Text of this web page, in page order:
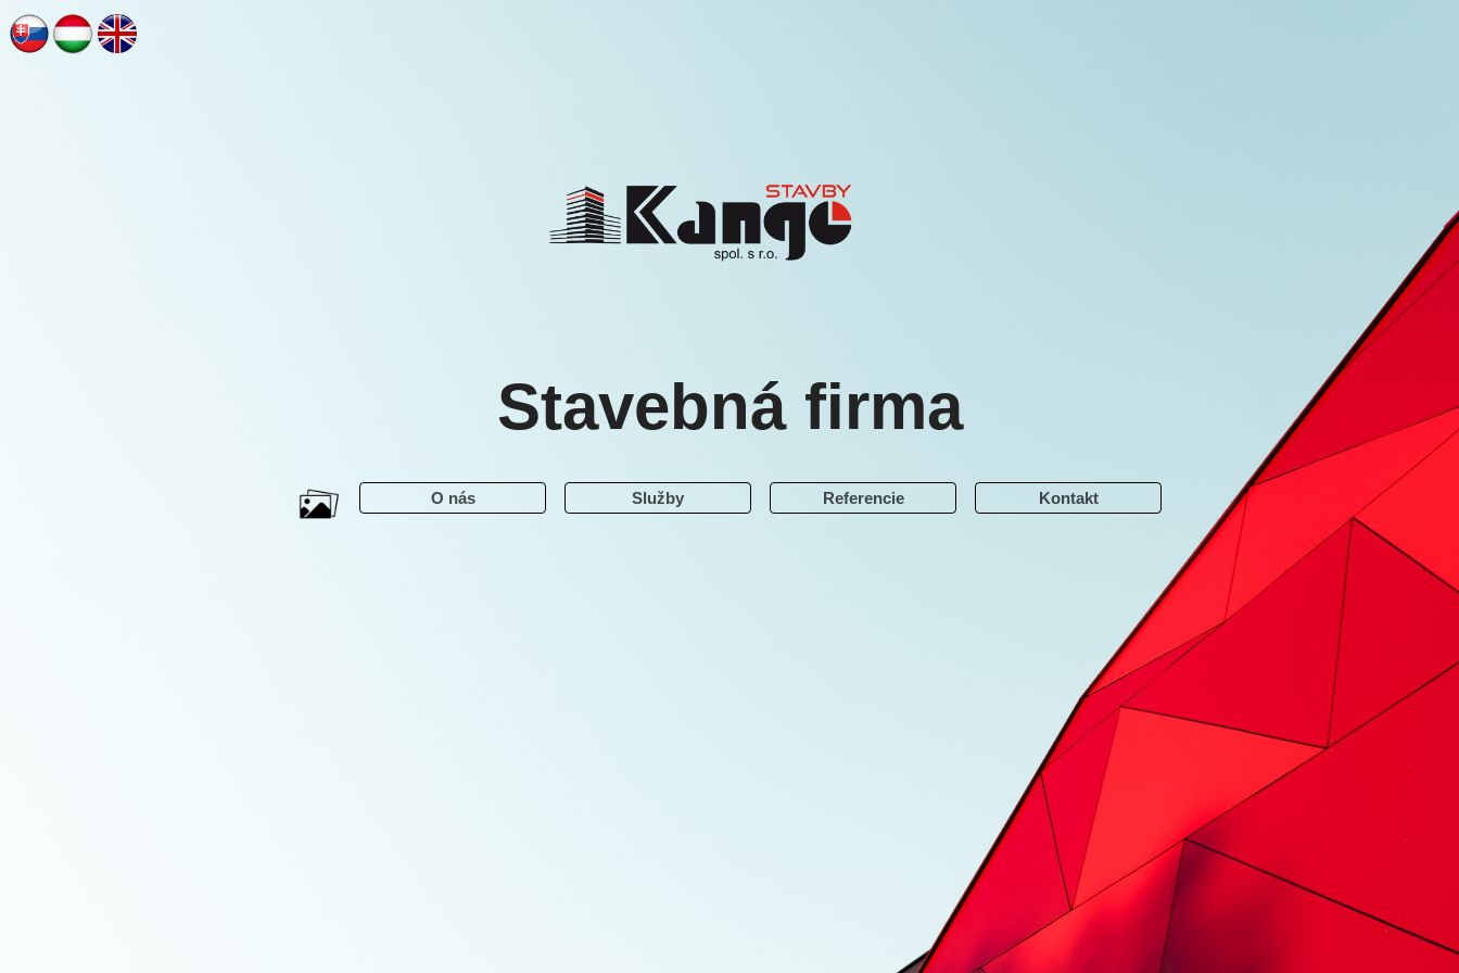
NNNNNN
KANGOOO
Stavebná firma
--- O nás Služby Referencie Kontakt